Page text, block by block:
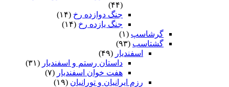
(۴۴)
جنگ دوازده رخ (۱۴)
جنگ یازده رخ (۱۴)
گرشاسپ (۱)
گشتاسب (۹۳)
اسفندیار (۴۹)
داستان رستم و اسفندیار (۳۱)
هفت خوان اسفندیار (۷)
رزم ایرانیان و تورانیان (۱۹)